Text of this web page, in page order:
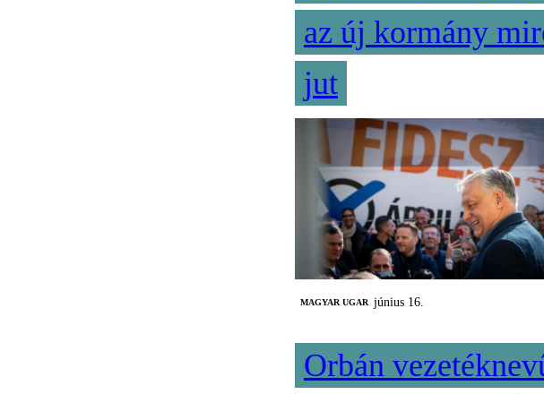
az új kormány
jut
MAGYAR UGAR június 16.
Orbán